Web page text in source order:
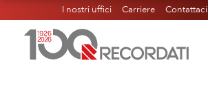
I nostri uffici Carriere Contattaci